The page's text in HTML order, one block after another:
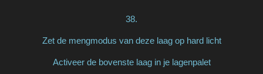
38.
Zet de mengmodus van deze laag op hard licht
Activeer de bovenste laag in je lagenpalet